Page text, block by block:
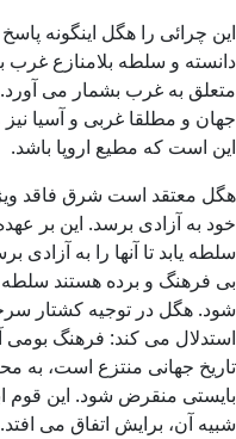
این چرائی را هگل اینگونه
دانسته و سلطه بلامنازع
متعلق به غرب بشمار می
جهان و مطلقا غربی و آسیا
این است که مطیع اروپا باشد.
هگل معتقد است شرق فاقد
خود به آزادی برسد. این بر
سلطه یابد تا آنها را به آزادی
بی فرهنگ و برده هستند سلطه
شود. هگل در توجیه کشتار
استدلال می کند: فرهنگ بومی
تاریخ جهانی منتزع است، به
بایستی منقرض شود. این قوم
شبیه آن، برایش اتفاق می افتد.